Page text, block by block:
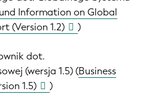
Information on Global
(Version 1.2)
)
dot.
(wersja 1.5) (Business
1.5)
)